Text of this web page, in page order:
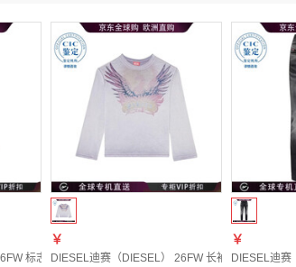
标志棒球帽 男士 图色A215230PLBH 1
￥
DIESEL迪赛（DIESEL） 26FW 长袖T恤 女士 图色
￥
DIESEL迪赛